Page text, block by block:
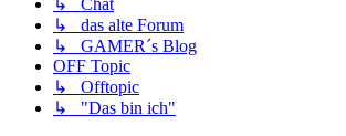
↳ Chat
↳ das alte Forum
↳ GAMER´s Blog
OFF Topic
↳ Offtopic
↳ "Das bin ich"